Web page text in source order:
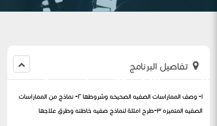
ورشة تحسين وتطوير المهارات الصفيه
تفاصيل البرنامج
١- وصف المماراسات الصفيه الصحيحه وشروطها ٢- نماذج من المماراسات
الصفيه المتميزه ٣-طرح امثلة لنماذج صفيه خاطئه وطرق علاجها